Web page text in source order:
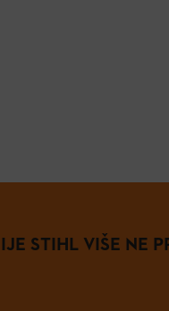
STIHL VIŠE NE